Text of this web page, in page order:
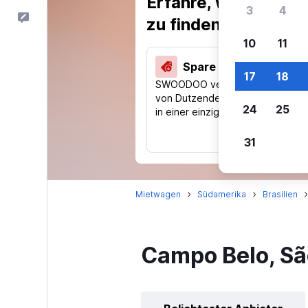
zu finden.
Spare 40 % und mehr
SWOODOO vergleicht Preise
von Dutzenden Reise-Websites
in einer einzigen Suche.
Mietwagen Südamerika Brasilien
Campo Belo,
3 4
10 11
17 18
24 25
31